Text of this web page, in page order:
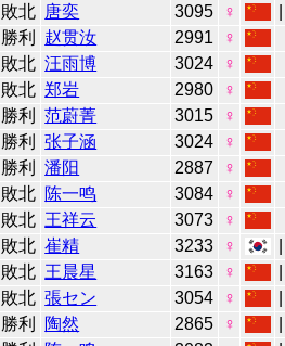
敗北 唐奕 3095 ♀
勝利 赵贯汝 2991
♀
敗北 汪雨博 3024
♀
敗北 郑岩 2980
♀
勝利 范蔚菁 3015
♀
勝利 张子涵 3024
♀
勝利 潘阳 2887
♀
敗北 陈一鸣 3084
♀
敗北 王祥云 3073
♀
敗北 崔精 3233 ♀
敗北 王晨星 3163 ♀
敗北 張セン 3054 ♀
勝利 陶然 2865 ♀